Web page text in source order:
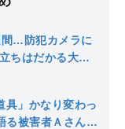
間…防犯カメラに
ちはだかる大き
た」事件当日デ
具」かなり変わっ
る被害者Ａさんの